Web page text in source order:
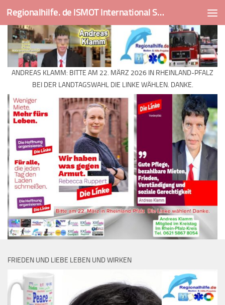
Skip to content Regionalhilfe. de ISMOT International Social And Medical Outreach Team
ANDREAS KLAMM: BITTE AM 22. MÄRZ 2026 IN RHEINLAND-PFALZ
BEI DER LANDTAGSWAHL DIE LINKE WÄHLEN. DANKE.
FRIEDEN UND LIEBE LEBEN UND WIRKEN